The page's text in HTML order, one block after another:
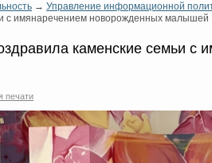
→ Управление информационной
с имянаречением новорожденных малышей
каменские семьи с
печати